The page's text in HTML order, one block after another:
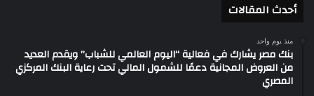
أحدث المقالات
منذ يوم واحد
بنك مصر يشارك في فعالية “اليوم العالمي للشباب” ويقدم العديد
من العروض المجانية دعمًا للشمول المالي تحت رعاية البنك المركزي
المصري